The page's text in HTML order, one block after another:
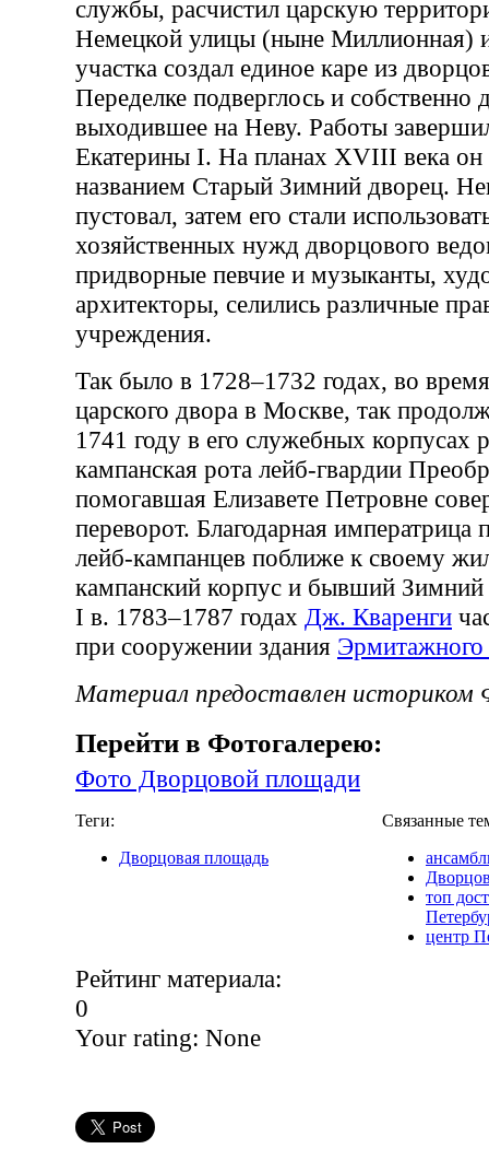
службы, расчистил царскую
Немецкой улицы (ныне Миллионная)
участка создал единое каре из
Переделке подверглось и собственно
выходившее на Неву. Работы
Екатерины I. На планах XVIII века он
названием Старый Зимний дворец.
пустовал, затем его стали
хозяйственных нужд дворцового
придворные певчие и музыканты,
архитекторы, селились различные
учреждения.
Так было в 1728–1732 годах, во
царского двора в Москве, так
1741 году в его служебных корпусах
кампанская рота лейб-гвардии
помогавшая Елизавете Петровне
переворот. Благодарная императрица
лейб-кампанцев поближе к своему
кампанский корпус и бывший Зимний
I в. 1783–1787 годах Дж. Кваренги
при сооружении здания Эрмитажного
Материал предоставлен
Перейти в Фотогалерею:
Фото Дворцовой площади
Теги:
Дворцовая площадь
Связанные
топ
центр
Рейтинг материала:
0
Your rating: None